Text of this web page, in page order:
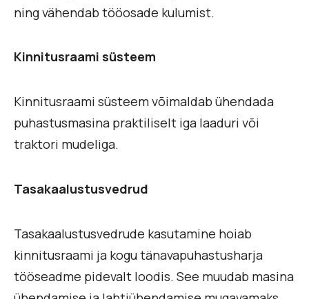
ning vähendab tööosade kulumist.
Kinnitusraami süsteem
Kinnitusraami süsteem võimaldab ühendada
puhastusmasina praktiliselt iga laaduri või
traktori mudeliga.
Tasakaalustusvedrud
Tasakaalustusvedrude kasutamine hoiab
kinnitusraami ja kogu tänavapuhastusharja
tööseadme pidevalt loodis. See muudab masina